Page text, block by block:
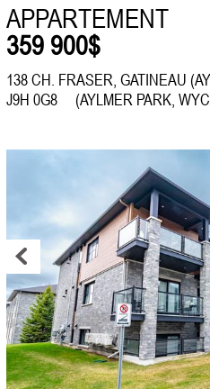
APPARTEMENT
359 900$
138 CH. FRASER, GATINEAU
J9H 0G8 (AYLMER PARK,